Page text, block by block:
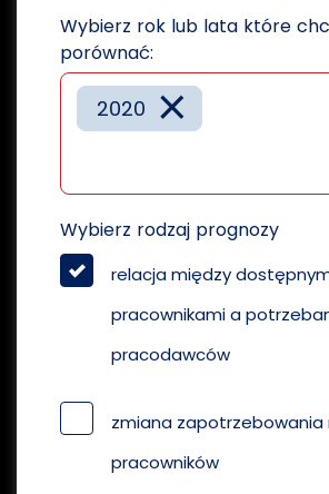
Wybierz rok lub lata które
porównać:
×
2020
Wybierz rodzaj prognozy
relacja między
pracownikami a
pracodawców
zmiana zapotrzebowania
pracowników